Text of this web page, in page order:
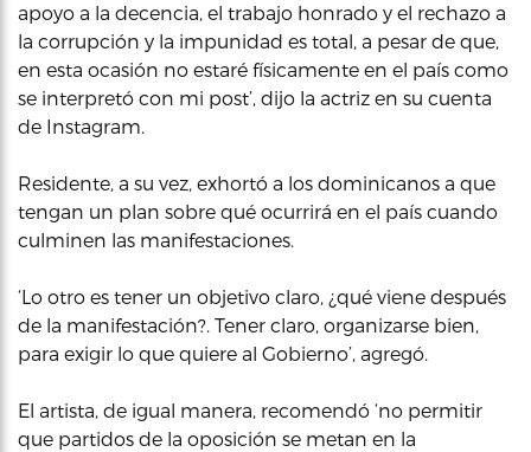
apoyo a la decencia, el trabajo honrado y el rechazo a
la corrupción y la impunidad es total, a pesar de que,
en esta ocasión no estaré físicamente en el país como
se interpretó con mi post’, dijo la actriz en su cuenta
de Instagram.
Residente, a su vez, exhortó a los dominicanos a que
tengan un plan sobre qué ocurrirá en el país cuando
culminen las manifestaciones.
‘Lo otro es tener un objetivo claro, ¿qué viene después
de la manifestación?. Tener claro, organizarse bien,
para exigir lo que quiere al Gobierno’, agregó.
El artista, de igual manera, recomendó ‘no permitir
que partidos de la oposición se metan en la